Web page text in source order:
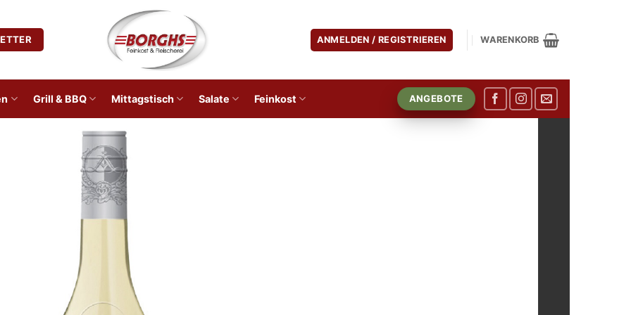
ANMELDEN / REGISTRIEREN WARENKORB
Grill & BBQ Mittagstisch Salate Feinkost ANGEBOTE